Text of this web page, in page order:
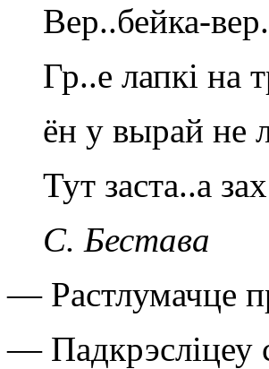
Вер..бейка-
Гр..е лапкі на
ён у вырай не
Тут заста..а
С. Бестава
— Растлумачце
— Падкрэсліцеу